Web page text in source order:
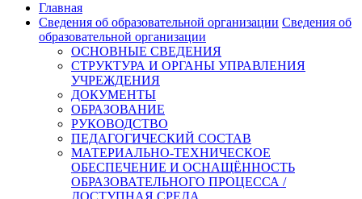
Главная
Сведения об образовательной организации Сведения об
образовательной организации
ОСНОВНЫЕ СВЕДЕНИЯ
СТРУКТУРА И ОРГАНЫ УПРАВЛЕНИЯ
УЧРЕЖДЕНИЯ
ДОКУМЕНТЫ
ОБРАЗОВАНИЕ
РУКОВОДСТВО
ПЕДАГОГИЧЕСКИЙ СОСТАВ
МАТЕРИАЛЬНО-ТЕХНИЧЕСКОЕ
ОБЕСПЕЧЕНИЕ И ОСНАЩЁННОСТЬ
ОБРАЗОВАТЕЛЬНОГО ПРОЦЕССА /
ДОСТУПНАЯ СРЕДА